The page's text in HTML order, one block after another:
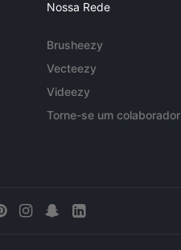
Nossa Rede
Brusheezy
Vecteezy
Videezy
Torne-se um colaborador